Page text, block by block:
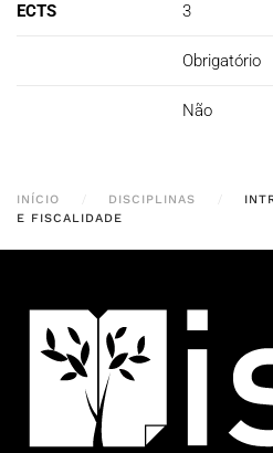
ECTS 3
Obrigatório
Não
INÍCIO DISCIPLINAS
E FISCALIDADE